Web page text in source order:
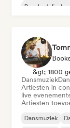
Psychedelische
&gt; 1800
Dansmuziek
Artiesten in
live
Artiesten
Dansmuziek